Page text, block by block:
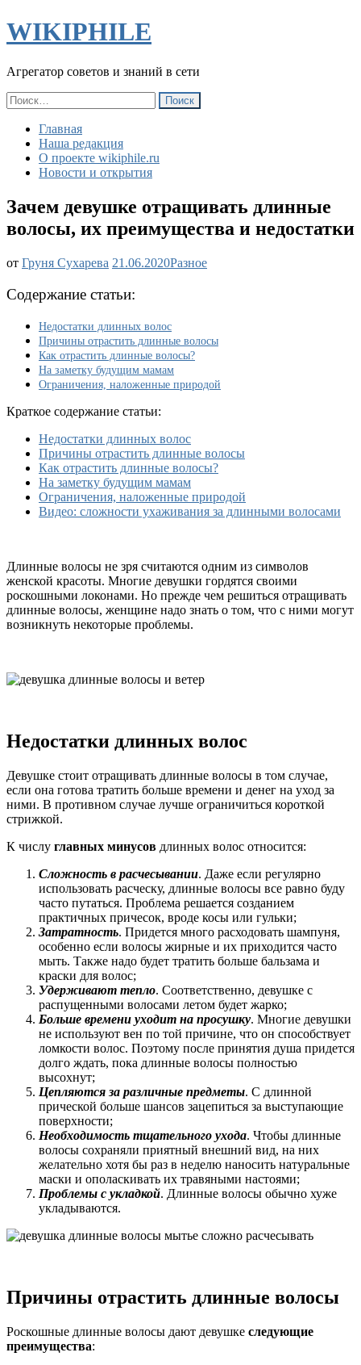
WIKIPHILE
Агрегатор советов и знаний в сети
Найти:
Главная
Наша редакция
О проекте wikiphile.ru
Новости и открытия
Зачем девушке отращивать длинные
волосы, их преимущества и недостатки
от Груня Сухарева 21.06.2020Зачем
их
преимущества
и
недостатки
Разное
Содержание статьи:
Недостатки длинных волос
Причины отрастить длинные волосы
Как отрастить длинные волосы?
На заметку будущим мамам
Ограничения, наложенные природой
Краткое содержание статьи:
Недостатки длинных волос
Причины отрастить длинные волосы
Как отрастить длинные волосы?
На заметку будущим мамам
Ограничения, наложенные природой
Видео: сложности ухаживания за длинными волосами
Длинные волосы не зря считаются одним из символов
женской красоты. Многие девушки гордятся своими
роскошными локонами. Но прежде чем решиться отращивать
длинные волосы, женщине надо знать о том, что с ними могут
возникнуть некоторые проблемы.
Недостатки длинных волос
Девушке стоит отращивать длинные волосы в том случае,
если она готова тратить больше времени и денег на уход за
ними. В противном случае лучше ограничиться короткой
стрижкой.
К числу главных минусов длинных волос относится:
Сложность в расчесывании. Даже если регулярно
использовать расческу, длинные волосы все равно буду
часто путаться. Проблема решается созданием
практичных причесок, вроде косы или гульки;
Затратность. Придется много расходовать шампуня,
особенно если волосы жирные и их приходится часто
мыть. Также надо будет тратить больше бальзама и
краски для волос;
Удерживают тепло. Соответственно, девушке с
распущенными волосами летом будет жарко;
Больше времени уходит на просушку. Многие девушки
не используют вен по той причине, что он способствует
ломкости волос. Поэтому после принятия душа придется
долго ждать, пока длинные волосы полностью
высохнут;
Цепляются за различные предметы. С длинной
прической больше шансов зацепиться за выступающие
поверхности;
Необходимость тщательного ухода. Чтобы длинные
волосы сохраняли приятный внешний вид, на них
желательно хотя бы раз в неделю наносить натуральные
маски и ополаскивать их травяными настоями;
Проблемы с укладкой. Длинные волосы обычно хуже
укладываются.
Причины отрастить длинные волосы
Роскошные длинные волосы дают девушке следующие
преимущества: